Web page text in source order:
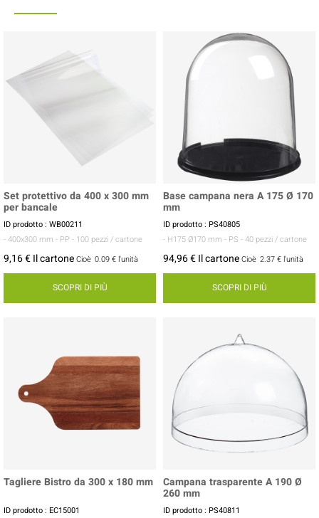
Set protettivo da 400 x 300 mm
per bancale
ID prodotto : WB00211
- 400x300 mm - PP - 100 pezzi / cartone
9,16 € Il cartoneCioè 0.09 € l'unità
SCOPRI DI PIÙ
Base campana nera A 175 Ø 170
mm
ID prodotto : PS40805
- H175 Ø170 mm - PS - 40 pezzi / cartone
94,96 € Il cartoneCioè 2.37 € l'unità
SCOPRI DI PIÙ
Tagliere Bistro da 300 x 180 mm
ID prodotto : EC15001
Campana trasparente A 190 Ø
260 mm
ID prodotto : PS40811